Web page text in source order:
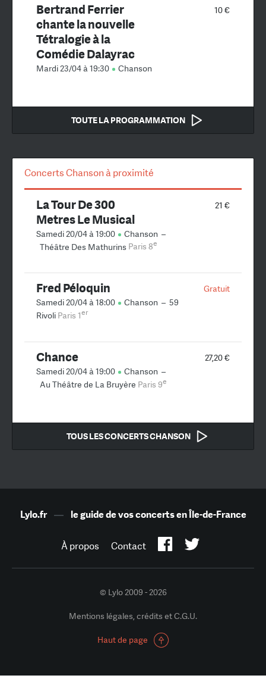
10 €
Bertrand Ferrier
chante la nouvelle
Tétralogie à la
Comédie Dalayrac
Mardi 23/04 à 19:30 Chanson
TOUTE LA PROGRAMMATION
Concerts Chanson à proximité
21 €
La Tour De 300
Metres Le Musical
Samedi 20/04 à 19:00 Chanson –
Théâtre Des Mathurins Paris 8e
Gratuit
Fred Péloquin
Samedi 20/04 à 18:00 Chanson – 59
Rivoli Paris 1er
27,20 €
Chance
Samedi 20/04 à 19:00 Chanson –
Au Théâtre de La Bruyère Paris 9e
TOUS LES CONCERTS CHANSON
Lylo.fr— le guide de vos concerts en Île-de-France
À propos Contact
© Lylo 2009 - 2026
Mentions légales, crédits et C.G.U.
Haut de page